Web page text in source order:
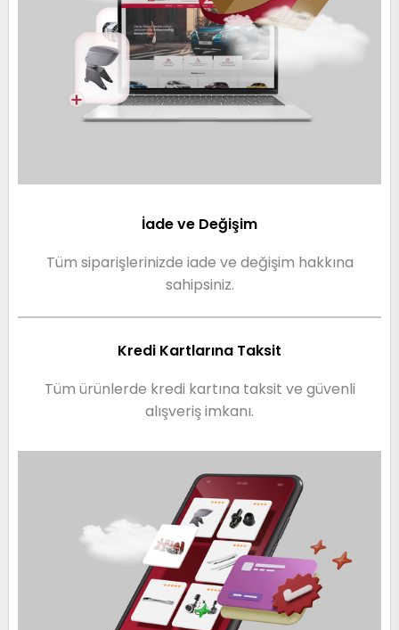
İade ve Değişim
Tüm siparişlerinizde iade ve değişim hakkına
sahipsiniz.
Kredi Kartlarına Taksit
Tüm ürünlerde kredi kartına taksit ve güvenli
alışveriş imkanı.